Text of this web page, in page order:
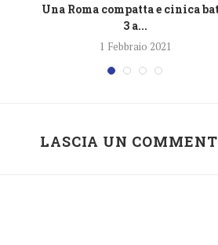
Una Roma compatta e cinica
3 a...
1 Febbraio 2021
LASCIA UN